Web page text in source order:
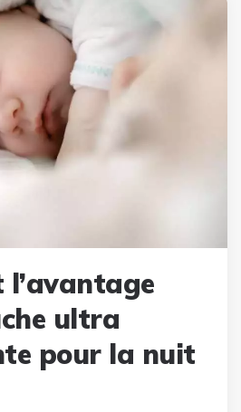
l’avantage
ultra
pour la nuit